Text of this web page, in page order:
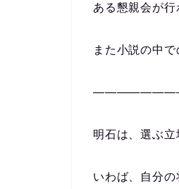
ある懇親会が行
また小説の中
明石は、選ぶ立
いわば、自分の